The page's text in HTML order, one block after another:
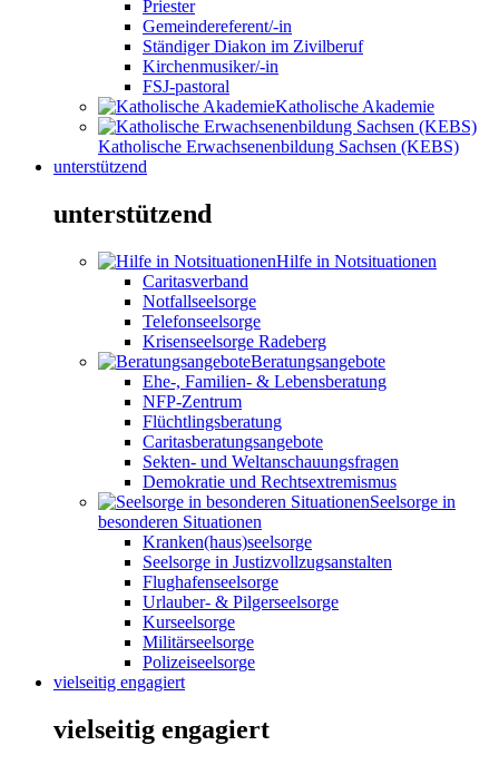
Priester
Gemeindereferent/-in
Ständiger Diakon im Zivilberuf
Kirchenmusiker/-in
FSJ-pastoral
Katholische Akademie
Katholische Erwachsenenbildung Sachsen (KEBS)
unterstützend
unterstützend
Hilfe in Notsituationen
Caritasverband
Notfallseelsorge
Telefonseelsorge
Krisenseelsorge Radeberg
Beratungsangebote
Ehe-, Familien- & Lebensberatung
NFP-Zentrum
Flüchtlingsberatung
Caritasberatungsangebote
Sekten- und Weltanschauungsfragen
Demokratie und Rechtsextremismus
Seelsorge in
besonderen Situationen
Kranken(haus)seelsorge
Seelsorge in Justizvollzugsanstalten
Flughafenseelsorge
Urlauber- & Pilgerseelsorge
Kurseelsorge
Militärseelsorge
Polizeiseelsorge
vielseitig engagiert
vielseitig engagiert